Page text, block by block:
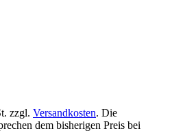
zzgl. Versandkosten. Die
dem bisherigen Preis bei